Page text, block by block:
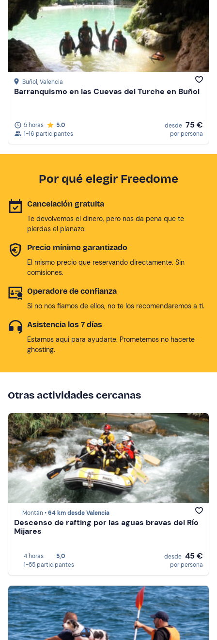
Buñol, Valencia
Barranquismo en las Cuevas del Turche en Buñol
5 horas
5.0
1-16 participantes
desde 75 €
por persona
Por qué elegir Freedome
Cancelación gratuita
Te devolvemos el dinero, pero nos da pena que te
pierdas el planazo.
Precio mínimo garantizado
El mismo precio que reservando directamente. Sin
comisiones.
Operadore de confianza
Si no nos fiamos de ellos, no te los recomendaremos a tí.
Asistencia los 7 días
Estamos aqui para ayudarte. Prometemos no hacerte
ghosting.
Otras actividades cercanas
Montán •64 km desde Valencia
Descenso de rafting por las aguas bravas del Río
Mijares
4 horas
5,0
1-55 participantes
desde 45 €
por persona